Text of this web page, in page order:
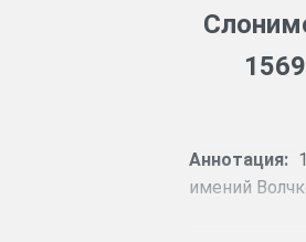
Аннотация:
имений